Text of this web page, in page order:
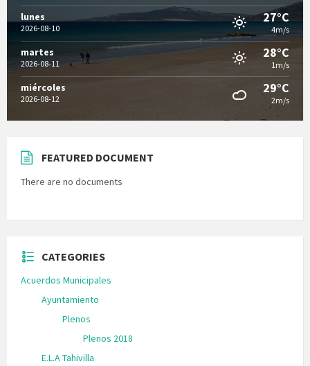
lunes
2026-08-10
27°C
4m/s
martes
2026-08-11
28°C
1m/s
miércoles
2026-08-12
29°C
2m/s
FEATURED DOCUMENT
There are no documents
CATEGORIES
Acuerdos Municipales
Ayuntamiento
Plenos
Plenos 2018
E.L.A Tahivilla